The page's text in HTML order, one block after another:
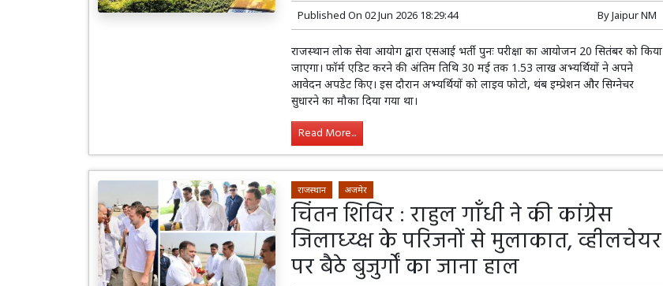
Published On 02 Jun 2026 18:29:44 ByJaipur NM
राजस्थान लोक सेवा आयोग द्वारा एसआई भर्ती पुनः परीक्षा का आयोजन 20 सितंबर को किया
जाएगा। फॉर्म एडिट करने की अंतिम तिथि 30 मई तक 1.53 लाख अभ्यर्थियों ने अपने
आवेदन अपडेट किए। इस दौरान अभ्यर्थियों को लाइव फोटो, थंब इम्प्रेशन और सिग्नेचर
सुधारने का मौका दिया गया था।
Read More...
राजस्थान अजमेर
चिंतन शिविर : राहुल गाँधी ने की कांग्रेस
जिलाध्य्क्ष के परिजनों से मुलाकात, व्हीलचेयर
पर बैठे बुजुर्गों का जाना हाल